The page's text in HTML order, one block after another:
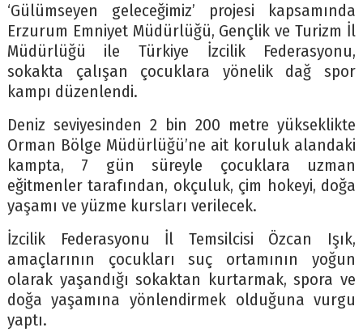
‘Gülümseyen geleceğimiz’ projesi kapsamında
Erzurum Emniyet Müdürlüğü, Gençlik ve Turizm İl
Müdürlüğü ile Türkiye İzcilik Federasyonu,
sokakta çalışan çocuklara yönelik dağ spor
kampı düzenlendi.
Deniz seviyesinden 2 bin 200 metre yükseklikte
Orman Bölge Müdürlüğü’ne ait koruluk alandaki
kampta, 7 gün süreyle çocuklara uzman
eğitmenler tarafından, okçuluk, çim hokeyi, doğa
yaşamı ve yüzme kursları verilecek.
İzcilik Federasyonu İl Temsilcisi Özcan Işık,
amaçlarının çocukları suç ortamının yoğun
olarak yaşandığı sokaktan kurtarmak, spora ve
doğa yaşamına yönlendirmek olduğuna vurgu
yaptı.